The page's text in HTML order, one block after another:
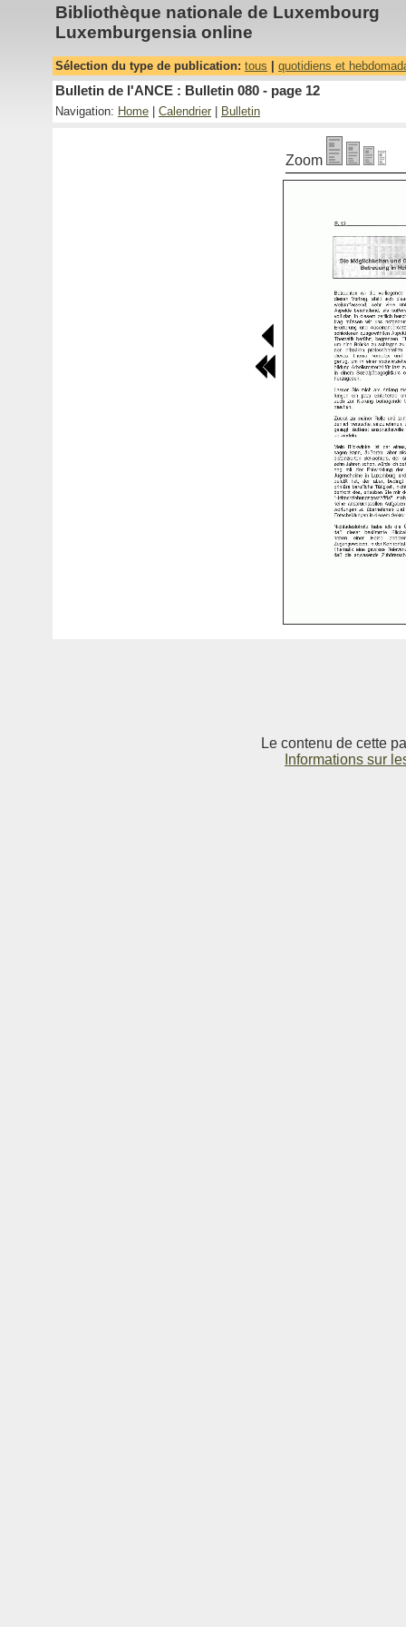
Bibliothèque nationale de Luxembourg
Luxemburgensia online
Sélection du type de publication: tous quotidiens et
Bulletin de l'ANCE : Bulletin 080 - page 12
Navigation: Home Calendrier Bulletin
Zoom
Le contenu de cette
Informations sur